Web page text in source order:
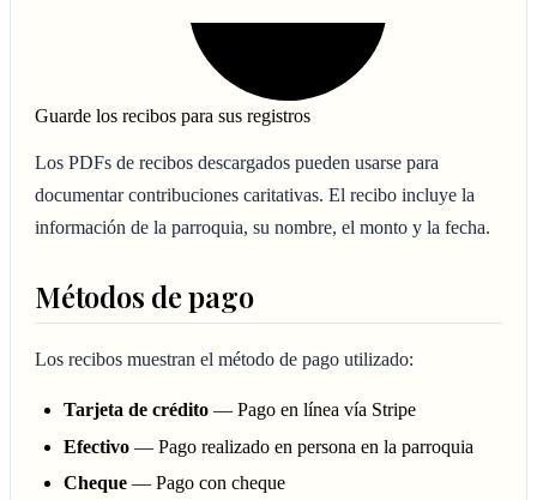
Guarde los recibos para sus registros
Los PDFs de recibos descargados pueden usarse para
documentar contribuciones caritativas. El recibo incluye la
información de la parroquia, su nombre, el monto y la fecha.
Métodos de pago
Los recibos muestran el método de pago utilizado:
Tarjeta de crédito — Pago en línea vía Stripe
Efectivo — Pago realizado en persona en la parroquia
Cheque — Pago con cheque